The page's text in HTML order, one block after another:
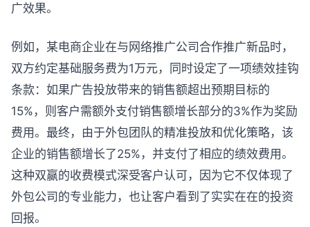
广效果。
例如，某电商企业在与网络推广公司合作推广新品时，
双方约定基础服务费为1万元，同时设定了一项绩效挂钩
条款：如果广告投放带来的销售额超出预期目标的
15%，则客户需额外支付销售额增长部分的3%作为奖励
费用。最终，由于外包团队的精准投放和优化策略，该
企业的销售额增长了25%，并支付了相应的绩效费用。
这种双赢的收费模式深受客户认可，因为它不仅体现了
外包公司的专业能力，也让客户看到了实实在在的投资
回报。